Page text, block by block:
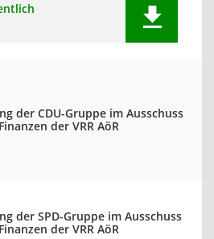
der CDU-Gruppe im Ausschuss
der VRR AöR
der SPD-Gruppe im Ausschuss
der VRR AöR